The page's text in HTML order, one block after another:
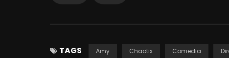
TAGS Amy Chaotix Comedia